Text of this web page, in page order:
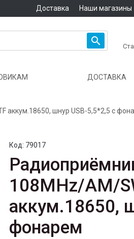
Доставка Наши магазины

ДОСТАВКА
аккум.18650, шнур USB-5,5*2,5 с
Код: 79017
108MHz/AM/
аккум.18650,
фонарем